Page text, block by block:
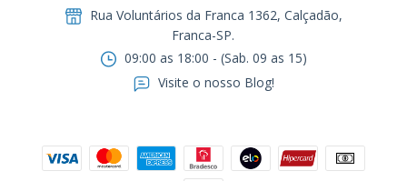
Rua Voluntários da Franca 1362, Calçadão,
Franca-SP.ㅤㅤㅤㅤㅤㅤㅤㅤㅤㅤㅤ
09:00 as 18:00 - (Sab. 09 as 15)
Visite o nosso Blog!